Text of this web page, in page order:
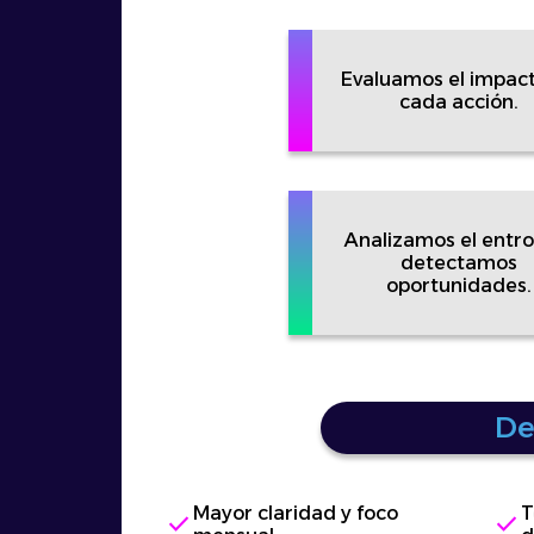
Evaluamos el
cada acción.
Analizamos el
detectamos
oportunidades.
check Mayor claridad y foco
check